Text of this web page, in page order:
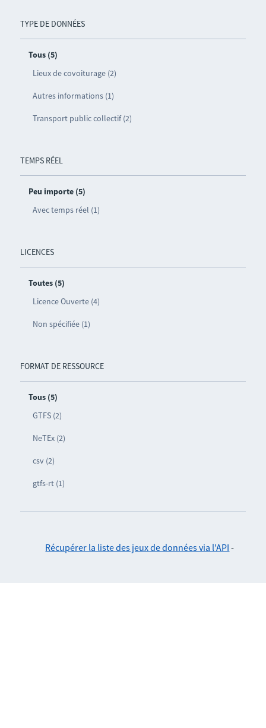
TYPE DE DONNÉES
Tous (5)
Lieux de covoiturage (2)
Autres informations (1)
Transport public collectif (2)
TEMPS RÉEL
Peu importe (5)
Avec temps réel (1)
LICENCES
Toutes (5)
Licence Ouverte (4)
Non spécifiée (1)
FORMAT DE RESSOURCE
Tous (5)
GTFS (2)
NeTEx (2)
csv (2)
gtfs-rt (1)
Récupérer la liste des jeux de données via l'API -